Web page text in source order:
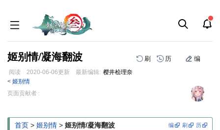
姬别情/凝海翻波 刷 历 编
阅读 2020-06-06更新 最新编辑: 樱井桧理奈
< 姬别情
跳
航
跳
索
页面贡献者 :
编 刷 历
首页 > 姬别情 > 姬别情/凝海翻波